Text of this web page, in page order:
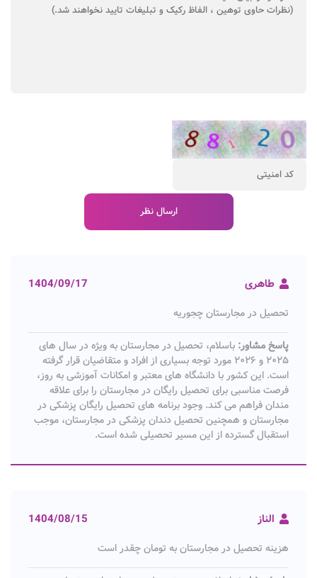
طاهری 1404/09/17
تحصیل در مجارستان چجوریه
پاسخ مشاور: باسلام، تحصیل در مجارستان به ویژه در سال های
۲۰۲۵ و ۲۰۲۶ مورد توجه بسیاری از افراد و متقاضیان قرار گرفته
است. این کشور با دانشگاه های معتبر و امکانات آموزشی به روز،
فرصت مناسبی برای تحصیل رایگان در مجارستان را برای علاقه
مندان فراهم می کند. وجود برنامه های تحصیل رایگان پزشکی در
مجارستان و همچنین تحصیل دندان پزشکی در مجارستان، موجب
استقبال گسترده از این مسیر تحصیلی شده است.
الناز 1404/08/15
هزینه تحصیل در مجارستان به تومان چقدر است